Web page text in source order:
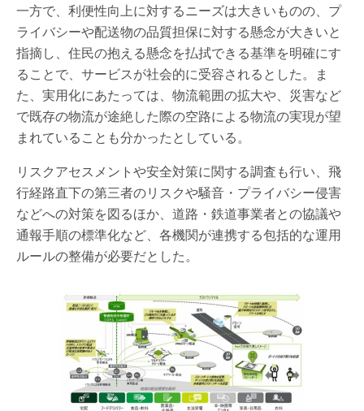
一方で、利便性向上に対するニーズは大きいものの、プ
ライバシーや配送物の品質担保に対する懸念が大きいと
指摘し、住民の抱える懸念を払拭できる基準を明確にす
ることで、サービスが社会的に受容されるとした。ま
た、実用化にあたっては、物流範囲の拡大や、災害など
で既存の物流が途絶した際の空路による物流の実現が望
まれていることも分かったとしている。
リスクアセスメントや安全対策に関する調査も行い、飛
行経路直下の第三者のリスクや騒音・プライバシー侵害
などへの対策を図るほか、道路・鉄道事業者との協議や
通報手順の標準化など、各機関が連携する包括的な運用
ルールの整備が必要だとした。